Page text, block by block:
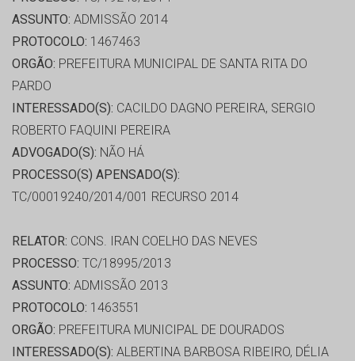
ASSUNTO: ADMISSÃO 2014
PROTOCOLO: 1467463
ORGÃO: PREFEITURA MUNICIPAL DE SANTA RITA DO
PARDO
INTERESSADO(S): CACILDO DAGNO PEREIRA, SERGIO
ROBERTO FAQUINI PEREIRA
ADVOGADO(S): NÃO HÁ
PROCESSO(S) APENSADO(S):
TC/00019240/2014/001 RECURSO 2014
RELATOR: CONS. IRAN COELHO DAS NEVES
PROCESSO: TC/18995/2013
ASSUNTO: ADMISSÃO 2013
PROTOCOLO: 1463551
ORGÃO: PREFEITURA MUNICIPAL DE DOURADOS
INTERESSADO(S): ALBERTINA BARBOSA RIBEIRO, DÉLIA